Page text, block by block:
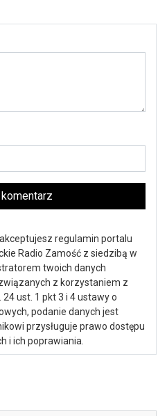
regulamin portalu
Radio Zamość z siedzibą w
twoich danych
z korzystaniem z
ust. 1 pkt 3 i 4 ustawy o
podanie danych jest
przysługuje prawo dostępu
i ich poprawiania.